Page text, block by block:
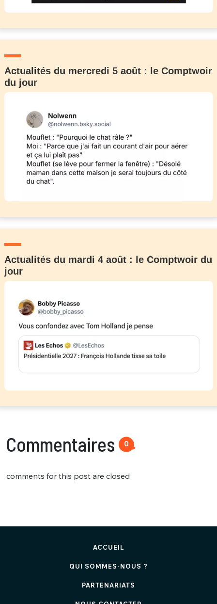
Actualités du mercredi 5 août : le Comptwoir
du jour
Actualités du mardi 4 août : le Comptwoir du
jour
Commentaires 0
comments for this post are closed
ACCUEIL
QUI SOMMES-NOUS ?
PARTENARIATS